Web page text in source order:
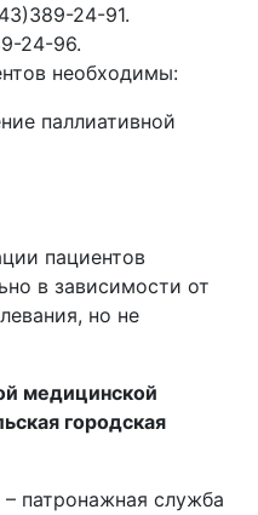
24-91.
24-96.
необходимы:
паллиативной
пациентов
в зависимости от
но не
медицинской
городская
патронажная служба